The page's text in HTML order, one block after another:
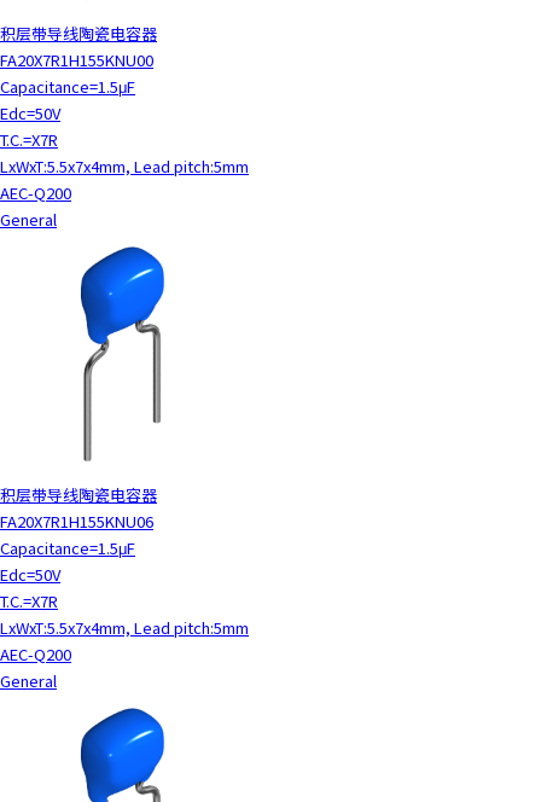
积层带导线陶瓷电容器
FA20X7R1H155KNU00
Capacitance=1.5μF
Edc=50V
T.C.=X7R
LxWxT:5.5x7x4mm, Lead pitch:5mm
AEC-Q200
General
积层带导线陶瓷电容器
FA20X7R1H155KNU06
Capacitance=1.5μF
Edc=50V
T.C.=X7R
LxWxT:5.5x7x4mm, Lead pitch:5mm
AEC-Q200
General